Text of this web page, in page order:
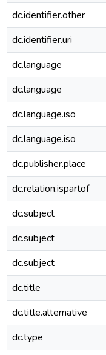
dc.identifier.other
dc.identifier.uri
dc.language
dc.language
dc.language.iso
dc.language.iso
dc.publisher.place
dc.relation.ispartof
dc.subject
dc.subject
dc.subject
dc.title
dc.title.alternative
dc.type